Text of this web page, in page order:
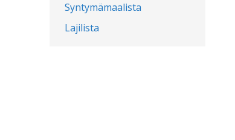
Syntymämaalista
Lajilista